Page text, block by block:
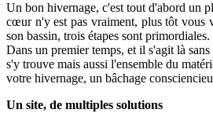
Un bon hivernage, c'est tout d'abord un
cœur n'y est pas vraiment, plus tôt vous
son bassin, trois étapes sont primordiales.
Dans un premier temps, et il s'agit là
s'y trouve mais aussi l'ensemble du
votre hivernage, un bâchage
Un site, de multiples solutions